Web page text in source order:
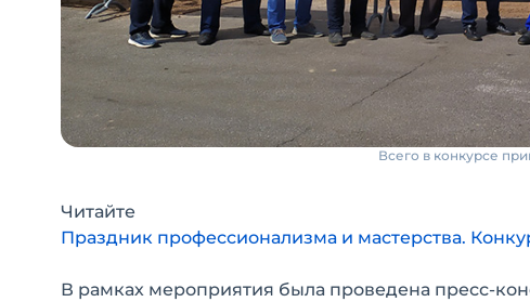
Всего в конкурсе
Читайте
Праздник профессионализма и мастерства.
В рамках мероприятия была проведена пресс-